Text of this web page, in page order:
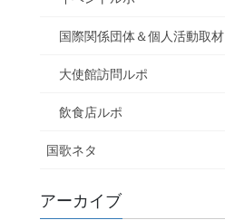
国際関係団体＆個人活動取材
大使館訪問ルポ
飲食店ルポ
国歌ネタ
アーカイブ